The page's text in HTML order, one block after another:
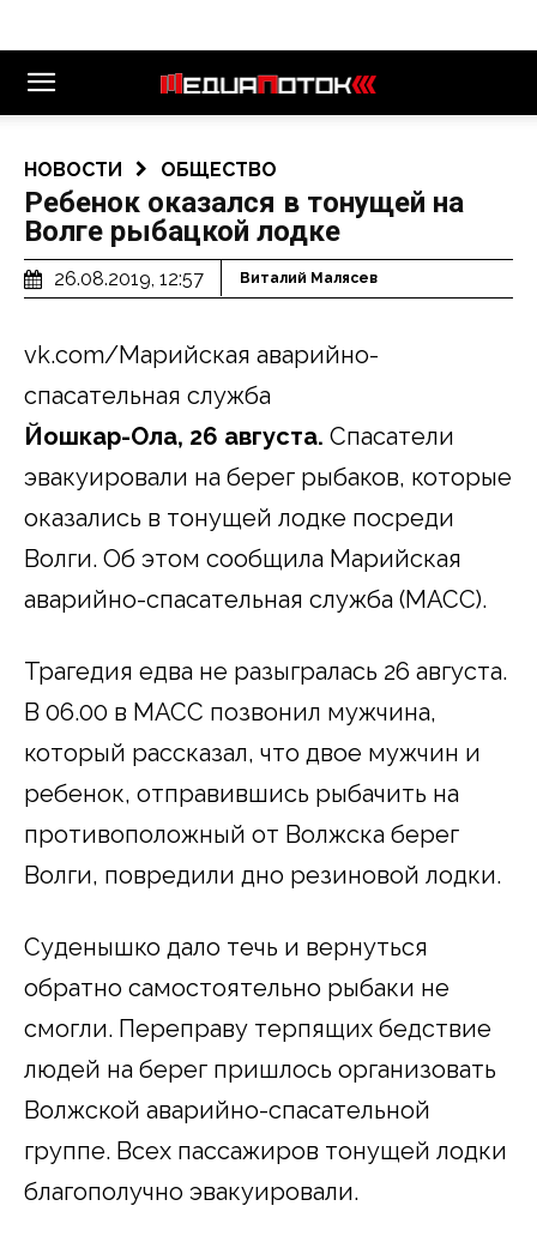
НОВОСТИ ОБЩЕСТВО
Ребенок оказался в тонущей на
Волге рыбацкой лодке
26.08.2019, 12:57 Виталий Малясев
vk.com/Марийская аварийно-
спасательная служба
Йошкар-Ола, 26 августа. Спасатели
эвакуировали на берег рыбаков, которые
оказались в тонущей лодке посреди
Волги. Об этом сообщила Марийская
аварийно-спасательная служба (МАСС).
Трагедия едва не разыгралась 26 августа.
В 06.00 в МАСС позвонил мужчина,
который рассказал, что двое мужчин и
ребенок, отправившись рыбачить на
противоположный от Волжска берег
Волги, повредили дно резиновой лодки.
Суденышко дало течь и вернуться
обратно самостоятельно рыбаки не
смогли. Переправу терпящих бедствие
людей на берег пришлось организовать
Волжской аварийно-спасательной
группе. Всех пассажиров тонущей лодки
благополучно эвакуировали.